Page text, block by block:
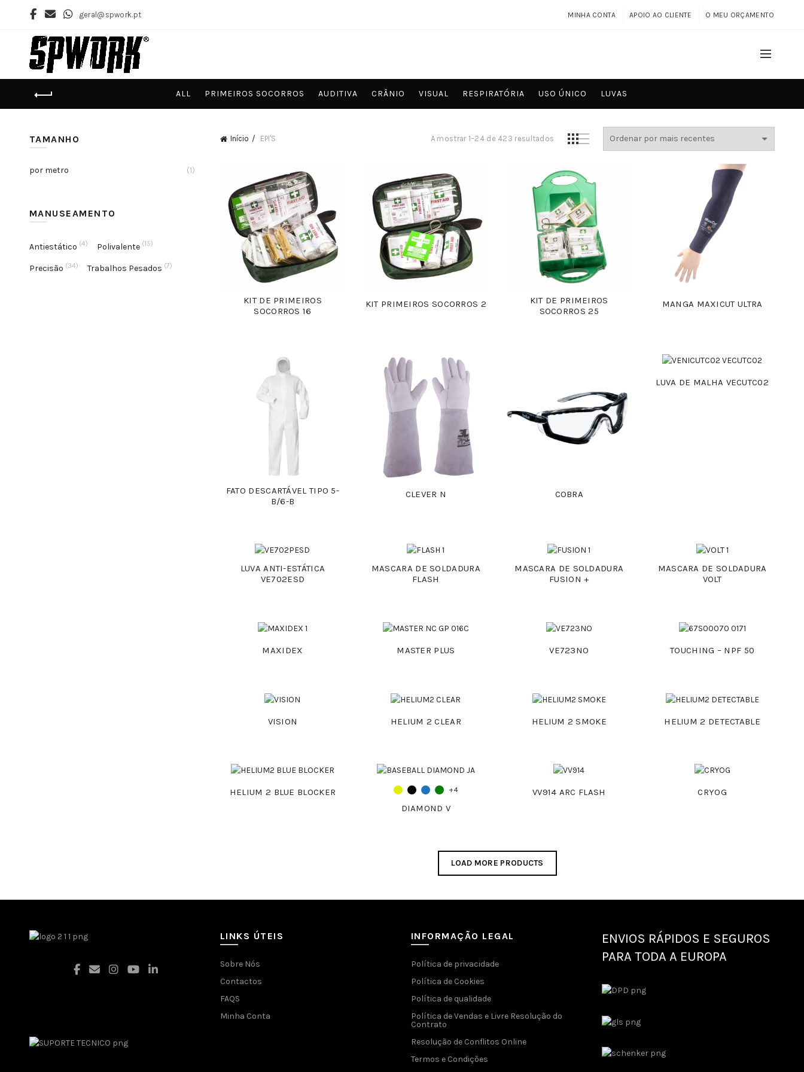
geral@spwork.pt MINHA CONTA APOIO AO CLIENTE O MEU ORÇAMENTO
ALL PRIMEIROS SOCORROS AUDITIVA CRÂNIO VISUAL RESPIRATÓRIA USO ÚNICO LUVAS
Início EPI'S A mostrar 1–24 de 423 resultados Ordenado
recentes
KIT DE PRIMEIROS
SOCORROS 16
KIT PRIMEIROS SOCORROS 2
KIT DE PRIMEIROS
SOCORROS 25
MANGA MAXICUT ULTRA
FATO DESCARTÁVEL TIPO 5-
B/6-B
CLEVER N COBRA
LUVA DE MALHA VECUTC02
LUVA ANTI-ESTÁTICA
VE702ESD
MASCARA DE SOLDADURA
FLASH
MASCARA DE SOLDADURA
FUSION +
MASCARA DE SOLDADURA
VOLT
MAXIDEX MASTER PLUS VE723NO TOUCHING – NPF 50
VISION HELIUM 2 CLEAR HELIUM 2 SMOKE HELIUM 2 DETECTABLE
HELIUM 2 BLUE BLOCKER +4
DIAMOND V
VV914 ARC FLASH CRYOG
LOAD MORE PRODUCTS
TAMANHO
por metro (1)
MANUSEAMENTO
Antiestático (4) Polivalente (15)
Precisão (34) Trabalhos Pesados (7)
LINKS ÚTEIS
Sobre Nós
Contactos
FAQS
Minha Conta
INFORMAÇÃO LEGAL
Política de privacidade
Política de Cookies
Política de qualidade
Política de Vendas e Livre Resolução do
Contrato
Resolução de Conflitos Online
Termos e Condições
ENVIOS RÁPIDOS E SEGUROS
PARA TODA A EUROPA